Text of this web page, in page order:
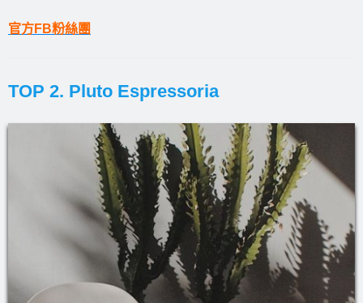
官方FB粉絲團
TOP 2. Pluto Espressoria